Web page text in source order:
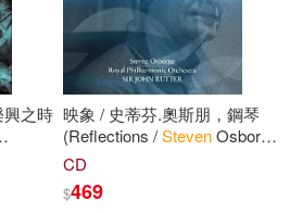
Henry(131)
Elizabeth(128)
Pr(54)
Inc(54)
之時 映象 / 史蒂芬.奧斯朋，鋼琴
(Reflections /StevenOsborne
/ Sir John Rutter / Royal
CD
$469